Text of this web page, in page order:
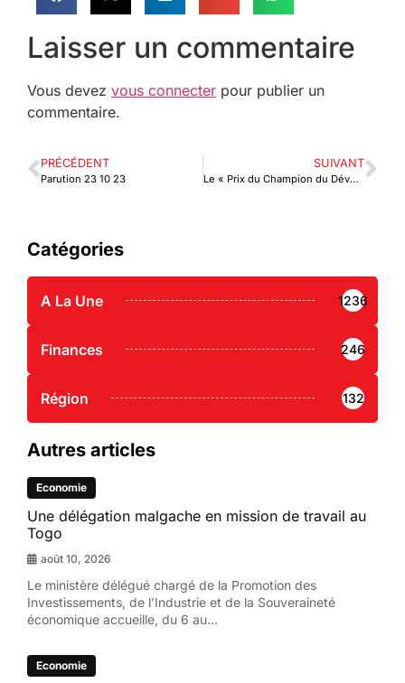
Laisser un commentaire
Vous devez vous connecter pour publier un
commentaire.
PRÉCÉDENT
Parution 23 10 23
SUIVANT
Le « Prix du Champion du Développement » décerné à la BIDC au Rebranding Africa Forum 2023
Catégories
A La Une 1236
Finances 246
Région 132
Autres articles
Economie
Une délégation malgache en mission de travail au
Togo
août 10, 2026
Le ministère délégué chargé de la Promotion des
Investissements, de l’Industrie et de la Souveraineté
économique accueille, du 6 au...
Economie